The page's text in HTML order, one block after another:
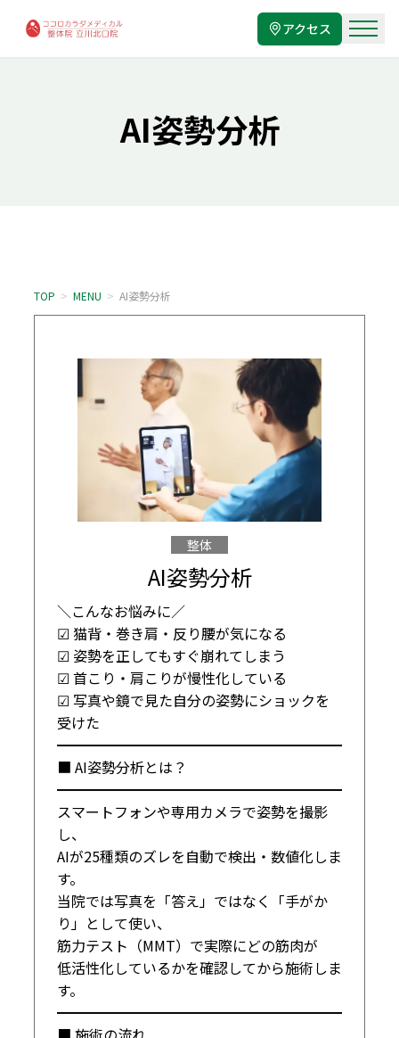
アクセス
AI姿勢分析
TOP > MENU > AI姿勢分析
整体
AI姿勢分析
＼こんなお悩みに／
☑ 猫背・巻き肩・反り腰が気になる
☑ 姿勢を正してもすぐ崩れてしまう
☑ 首こり・肩こりが慢性化している
☑ 写真や鏡で見た自分の姿勢にショックを
受けた
━━━━━━━━━━━━━━━━━━━━
■ AI姿勢分析とは？
━━━━━━━━━━━━━━━━━━━━
スマートフォンや専用カメラで姿勢を撮影
し、
AIが25種類のズレを自動で検出・数値化しま
す。
当院では写真を「答え」ではなく「手がか
り」として使い、
筋力テスト（MMT）で実際にどの筋肉が
低活性化しているかを確認してから施術しま
す。
━━━━━━━━━━━━━━━━━━━━